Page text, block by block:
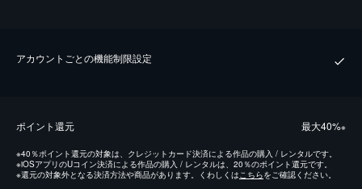
アカウントごとの機能制限設定
ポイント還元 最⼤40%※
※40％ポイント還元の対象は、クレジットカード決済による作品の購入 / レンタルです。
※iOSアプリのUコイン決済による作品の購入 / レンタルは、20％のポイント還元です。
※還元の対象外となる決済方法や商品があります。くわしくはこちらをご確認ください。